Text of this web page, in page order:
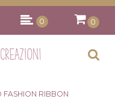
0 0
FASHION RIBBON